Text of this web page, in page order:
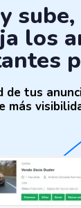
sube,
los
de tus
más